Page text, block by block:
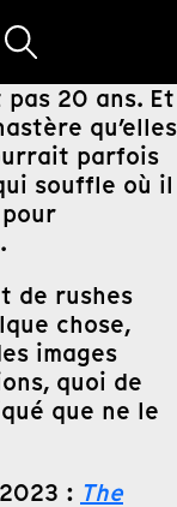
20 ans. Et
qu’elles
parfois
souffle où il
de rushes
chose,
images
quoi de
que ne le
: The